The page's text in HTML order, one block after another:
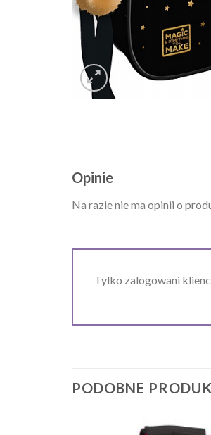
Opinie
Na razie nie ma opinii o
Tylko zalogowani
PODOBNE